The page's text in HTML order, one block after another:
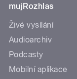
mujRozhlas
Živé vysílání
Audioarchiv
Podcasty
Mobilní aplikace